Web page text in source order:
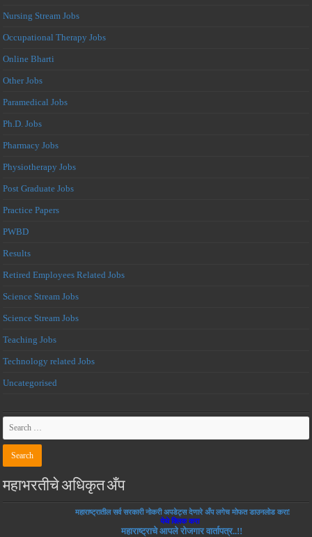
Nursing Stream Jobs
Occupational Therapy Jobs
Online Bharti
Other Jobs
Paramedical Jobs
Ph.D. Jobs
Pharmacy Jobs
Physiotherapy Jobs
Post Graduate Jobs
Practice Papers
PWBD
Results
Retired Employees Related Jobs
Science Stream Jobs
Science Stream Jobs
Teaching Jobs
Technology related Jobs
Uncategorised
महाभरतीचे अधिकृत अँप
महाराष्ट्रातील सर्व सरकारी नोकरी अपडेट्स देणारे अँप लगेच मोफत डाउनलोड करा!
येथे क्लिक करा
महाराष्ट्राचे आपले रोजगार वार्तापत्र..!!